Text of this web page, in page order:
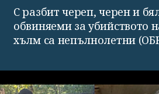
С разбит череп, черен и
обвиняеми за убийството
хълм са непълнолетни